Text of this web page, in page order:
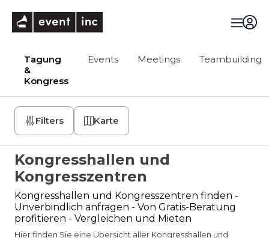
Tagung
&
Kongress
Events Meetings Teambuilding
Filters Karte
Kongresshallen und
Kongresszentren
Kongresshallen und Kongresszentren finden -
Unverbindlich anfragen - Von Gratis-Beratung
profitieren - Vergleichen und Mieten
Hier finden Sie eine Übersicht aller Kongresshallen und